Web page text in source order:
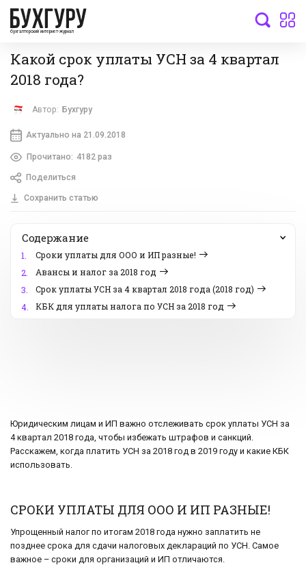
бухгалтерский интернет-журнал
Какой срок уплаты УСН за 4 квартал
2018 года?
Автор: Бухгуру
Актуально на 21.09.2018
Прочитано: 4182 раз
Поделиться
Сохранить статью
Содержание
1.
Сроки уплаты для ООО и ИП разные!
2.
Авансы и налог за 2018 год
3.
Срок уплаты УСН за 4 квартал 2018 года (2018 год)
4.
КБК для уплаты налога по УСН за 2018 год
Юридическим лицам и ИП важно отслеживать срок уплаты УСН за
4 квартал 2018 года, чтобы избежать штрафов и санкций.
Расскажем, когда платить УСН за 2018 год в 2019 году и какие КБК
использовать.
СРОКИ УПЛАТЫ ДЛЯ ООО И ИП РАЗНЫЕ!
Упрощенный налог по итогам 2018 года нужно заплатить не
позднее срока для сдачи налоговых деклараций по УСН. Самое
важное – сроки для организаций и ИП отличаются.